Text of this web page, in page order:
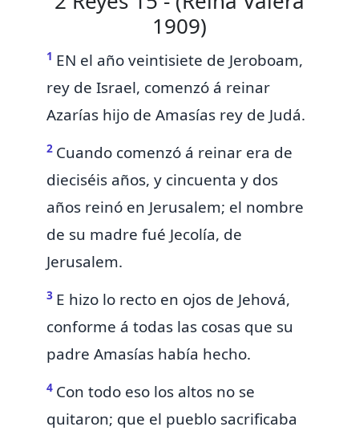
1909)
1 EN el año veintisiete de Jeroboam,
rey de Israel, comenzó á reinar
Azarías hijo de Amasías rey de Judá.
2 Cuando comenzó á reinar era de
dieciséis años, y cincuenta y dos
años reinó en Jerusalem; el nombre
de su madre fué Jecolía, de
Jerusalem.
3 E hizo lo recto en ojos de Jehová,
conforme á todas las cosas que su
padre Amasías había hecho.
4 Con todo eso los altos no se
quitaron; que el pueblo sacrificaba